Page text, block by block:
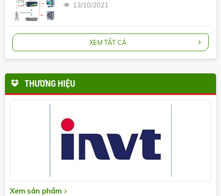
13/10/2021
XEM TẤT CẢ
THƯƠNG HIỆU
Xem sản phẩm